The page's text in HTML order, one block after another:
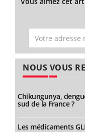
NOUS VOUS
Chikungunya,
sud de la France ?
Les médicaments